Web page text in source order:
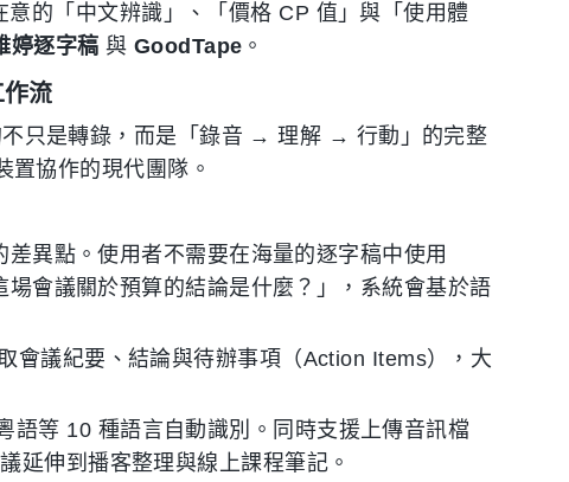
的「中文辨識」、「價格 CP 值」與「使用體
婷逐字稿 與 GoodTape 。
流
不只是轉錄，而是「錄音 → 理解 → 行動」的完整
置協作的現代團隊。
異點。使用者不需要在海量的逐字稿中使用
會議關於預算的結論是什麼？」，系統會基於語
會議紀要、結論與待辦事項（Action Items），大
語等 10 種語言自動識別。同時支援上傳音訊檔
延伸到播客整理與線上課程筆記。